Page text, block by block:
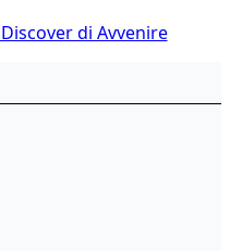
di Avvenire